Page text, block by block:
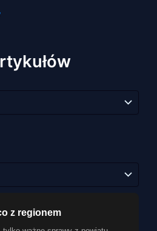
z regionem